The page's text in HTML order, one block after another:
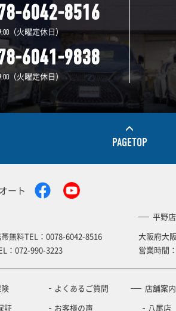
6042-8516
（火曜定休日）
6041-9838
（火曜定休日）
PAGETOP
ート
無料TEL： 0078-6042-8516
： 072-990-3223
平野店
大阪府大
営業時間
証
よくあるご質問
お客様の声
店舗案内
八尾店